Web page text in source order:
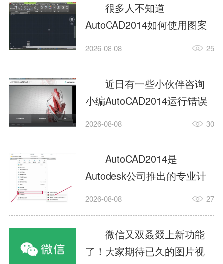
很多人不知道
AutoCAD2014如何使用图案
填充?今日为你们带来的文章
用图案填充的内容，还有不
清楚小伙伴和小编一起去学
习一下吧。1.打开
AutoCAD2014这款软件，进
入AutoCAD2014的操作界
面，如图所示：2.在该界面内
找到矩形选项，如图所示：3.
点击矩...
2026-08-08 25
近日有一些小伙伴咨询
小编AutoCAD2014运行错误
怎么办?下面就为大家带来了
办的解决方法，有需要的小
伙伴可以来了解了解哦。1.打
开控制面板，选择
AutodeskAutoCAD2014。2.
等AutodeskAutoCAD2014的
安装程序加载完毕。3.选择添
加/...
2026-08-08 30
AutoCAD2014是
Autodesk公司推出的专业计
算机辅助设计（CAD）软
子、建筑、服装等多个工程
与设计领域。作为行业标准
工具之一，它提供了强大的
2026-08-08 27
微信又双叒叕上新功能
了！大家期待已久的图片视